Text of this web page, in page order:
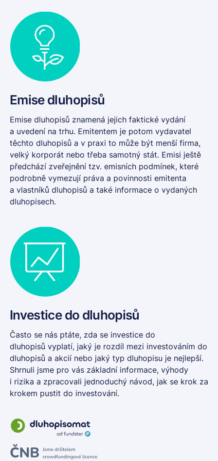
Emise dluhopisů
Emise dluhopisů znamená jejich faktické vydání
a uvedení na trhu. Emitentem je potom vydavatel
těchto dluhopisů a v praxi to může být menší firma,
velký korporát nebo třeba samotný stát. Emisi ještě
předchází zveřejnění tzv. emisních podmínek, které
podrobně vymezují práva a povinnosti emitenta
a vlastníků dluhopisů a také informace o vydaných
dluhopisech.
Investice do dluhopisů
Často se nás ptáte, zda se investice do
dluhopisů vyplatí, jaký je rozdíl mezi investováním do
dluhopisů a akcií nebo jaký typ dluhopisu je nejlepší.
Shrnuli jsme pro vás základní informace, výhody
i rizika a zpracovali jednoduchý návod, jak se krok za
krokem pustit do investování.